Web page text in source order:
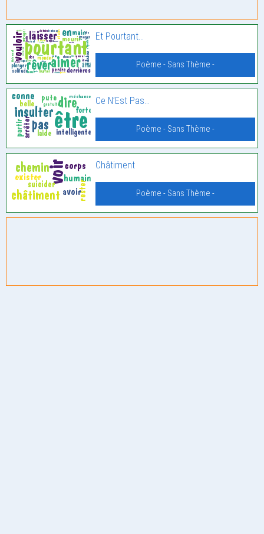
Et Pourtant…
Poème - Sans Thème -
Ce N’Est Pas…
Poème - Sans Thème -
Châtiment
Poème - Sans Thème -